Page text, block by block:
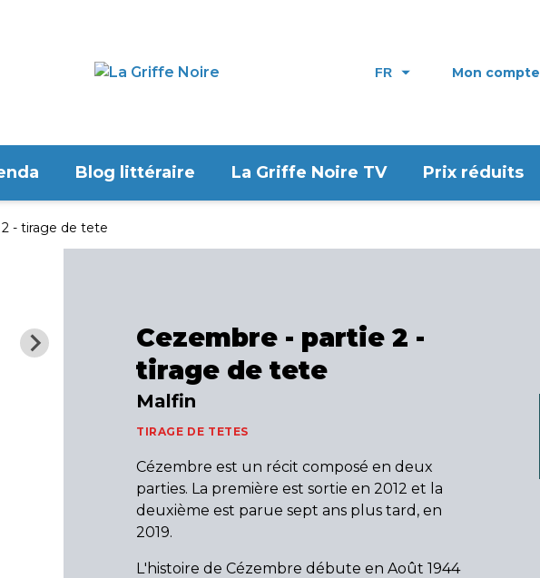
FR Mon compte
Blog littéraire La Griffe Noire TV Prix réduits
- tirage de tete
Cezembre - partie 2 -
tirage de tete
Malfin
TIRAGE DE TETES
Cézembre est un récit composé en deux
parties. La première est sortie en 2012 et la
deuxième est parue sept ans plus tard, en
2019.
L'histoire de Cézembre débute en Août 1944